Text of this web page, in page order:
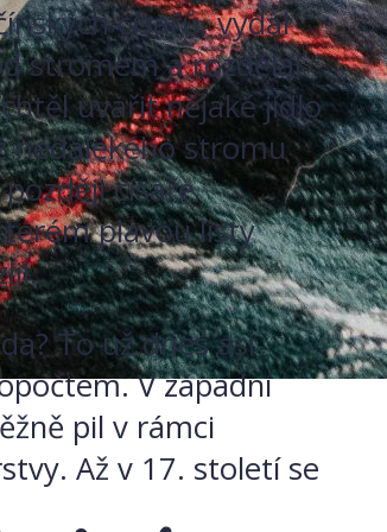
císařů, vydal
stromem a rozdělal
uvařit nějaké jídlo
nedalekého stromu
císaře
plavou listy
To už dnes asi
V západní
pil v rámci
Až v 17. století se